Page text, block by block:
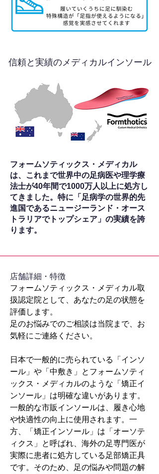
信頼と実績のメディカルインソール
フォームソティックス・メディカル
は、これまで世界中の足病医や理学療
法士が40年間で1000万人以上に処方し
てきました。特に「足病学の世界的先
進国であるニュージーランド・オース
トラリアでトップシェア」の実績を誇
ります。
​店舗詳細・特徴
フォームソティックス・メディカル取
扱認定院として、あなたの足の状態を
評価します。
足のお悩みでのご相談は当院まで、お
気軽にご連絡ください。
日本で一般的に売られている「インソ
ール」や「中敷き」とフォームソティ
ックス・メディカルのような「矯正イ
ンソール」は明確な違いがあります。
一般的な市販インソールは、履き心地
や快適性の向上に使用されます。一
方、「矯正インソール」は「オーソテ
ィクス」と呼ばれ、海外の足専門医が
実際に患者に処方している足部矯正具
です。そのため、足の悩みや問題の解